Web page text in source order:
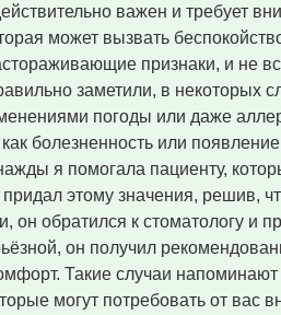
важен и требует
может вызвать
признаки, и не
заметили, в некоторых
погоды или даже
болезненность или
я помогала пациенту,
этому значения, решив,
он обратился к стоматологу и
он получил
Такие случаи
могут потребовать от вас